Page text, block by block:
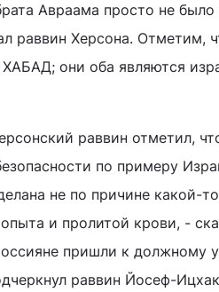
Авраама просто не было
раввин Херсона. Отметим,
они оба являются
раввин отметил,
по примеру
не по причине какой-
и пролитой крови, -
пришли к должному
раввин Йосеф-